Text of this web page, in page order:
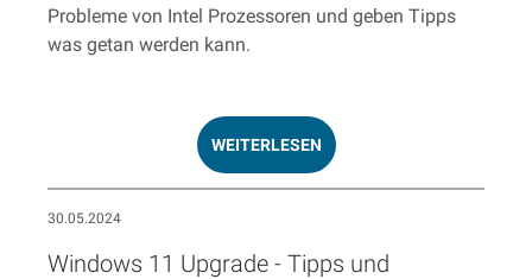
Probleme von Intel Prozessoren und geben Tipps
was getan werden kann.
WEITERLESEN
30.05.2024
Windows 11 Upgrade - Tipps und